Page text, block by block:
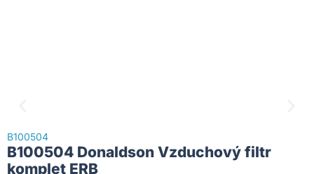
B100504
B100504 Donaldson Vzduchový filtr
komplet ERB